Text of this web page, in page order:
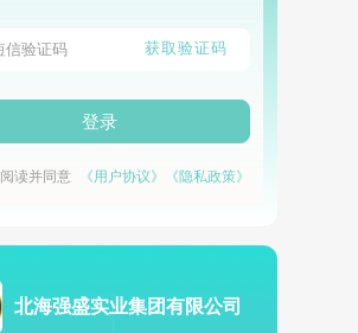
获取验证码
登录
读并同意 《用户协议》 《隐私政策》
北海强盛实业集团有限公司